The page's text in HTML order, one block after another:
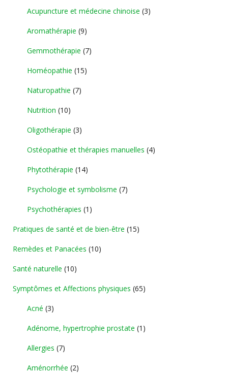
Acupuncture et médecine chinoise (3)
Aromathérapie (9)
Gemmothérapie (7)
Homéopathie (15)
Naturopathie (7)
Nutrition (10)
Oligothérapie (3)
Ostéopathie et thérapies manuelles (4)
Phytothérapie (14)
Psychologie et symbolisme (7)
Psychothérapies (1)
Pratiques de santé et de bien-être (15)
Remèdes et Panacées (10)
Santé naturelle (10)
Symptômes et Affections physiques (65)
Acné (3)
Adénome, hypertrophie prostate (1)
Allergies (7)
Aménorrhée (2)